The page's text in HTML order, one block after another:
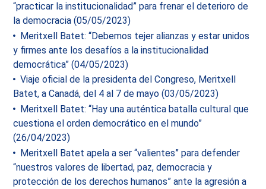
“practicar la institucionalidad” para frenar el deterioro de
la democracia (05/05/2023)
Meritxell Batet: “Debemos tejer alianzas y estar unidos
y firmes ante los desafíos a la institucionalidad
democrática” (04/05/2023)
Viaje oficial de la presidenta del Congreso, Meritxell
Batet, a Canadá, del 4 al 7 de mayo (03/05/2023)
Meritxell Batet: “Hay una auténtica batalla cultural que
cuestiona el orden democrático en el mundo”
(26/04/2023)
Meritxell Batet apela a ser “valientes” para defender
“nuestros valores de libertad, paz, democracia y
protección de los derechos humanos” ante la agresión a